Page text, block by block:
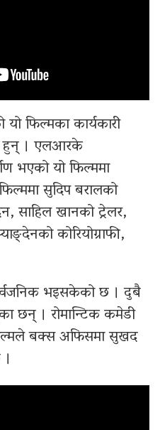
फिल्मका कार्यकारी
हुन् । एलआरके
भएको यो फिल्ममा
सुदिप बरालको
साहिल खानको ट्रेलर,
कोरियोग्राफी,
भइसकेको छ । दुबै
छन् । रोमान्टिक कमेडी
बक्स अफिसमा सुखद